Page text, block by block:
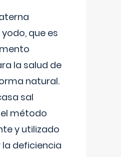
que es
la salud de
natural.
sal
método
y utilizado
deficiencia